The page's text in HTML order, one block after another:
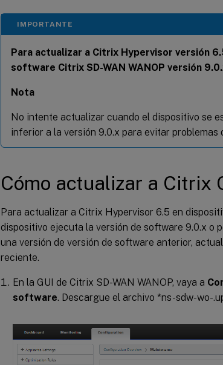
IMPORTANTE
Para actualizar a Citrix Hypervisor versión
software Citrix SD-WAN WANOP versión
Nota
No intente actualizar cuando el dispositivo se
inferior a la versión 9.0.x para evitar problemas
Cómo actualizar a Citrix
Para actualizar a Citrix Hypervisor 6.5 en
dispositivo ejecuta la versión de software 9.0.x o
una versión de versión de software anterior,
reciente.
En la GUI de Citrix SD-WAN WANOP, vaya a
software. Descargue el archivo *ns-sdw-wo-